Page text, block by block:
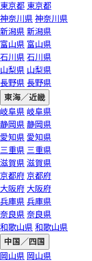
東京都 東京都
神奈川県 神奈川県
新潟県 新潟県
富山県 富山県
石川県 石川県
山梨県 山梨県
長野県 長野県
東海／近畿
岐阜県 岐阜県
静岡県 静岡県
愛知県 愛知県
三重県 三重県
滋賀県 滋賀県
京都府 京都府
大阪府 大阪府
兵庫県 兵庫県
奈良県 奈良県
和歌山県 和歌山県
中国／四国
岡山県 岡山県